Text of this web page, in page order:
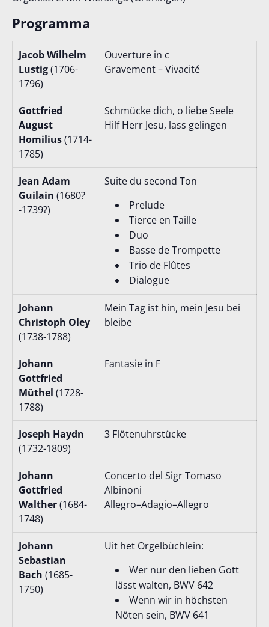
Wiersinga
30 juli @ 20:00
Programma
Jacob Wilhelm
Lustig(1706-
1796)
Ouverture in c
Gravement – Vivacité
Gottfried
August
Homilius(1714-
1785)
Schmücke dich, o liebe Seele
Hilf Herr Jesu, lass gelingen
Jean Adam
Guilain (1680?
-1739?)
Suite du second Ton
Prelude
Tierce en Taille
Duo
Basse de Trompette
Trio de Flûtes
Dialogue
Johann
Christoph Oley
(1738-1788)
Mein Tag ist hin, mein Jesu bei
bleibe
Johann
Gottfried
Müthel (1728-
1788)
Fantasie in F
Joseph Haydn
(1732-1809)
3 Flötenuhrstücke
Johann
Gottfried
Walther(1684-
1748)
Concerto del Sigr Tomaso
Albinoni
Allegro–Adagio–Allegro
Johann
Sebastian
Bach (1685-
1750)
Uit het Orgelbüchlein:
Wer nur den lieben Gott
lässt walten, BWV 642
Wenn wir in höchsten
Nöten sein, BWV 641